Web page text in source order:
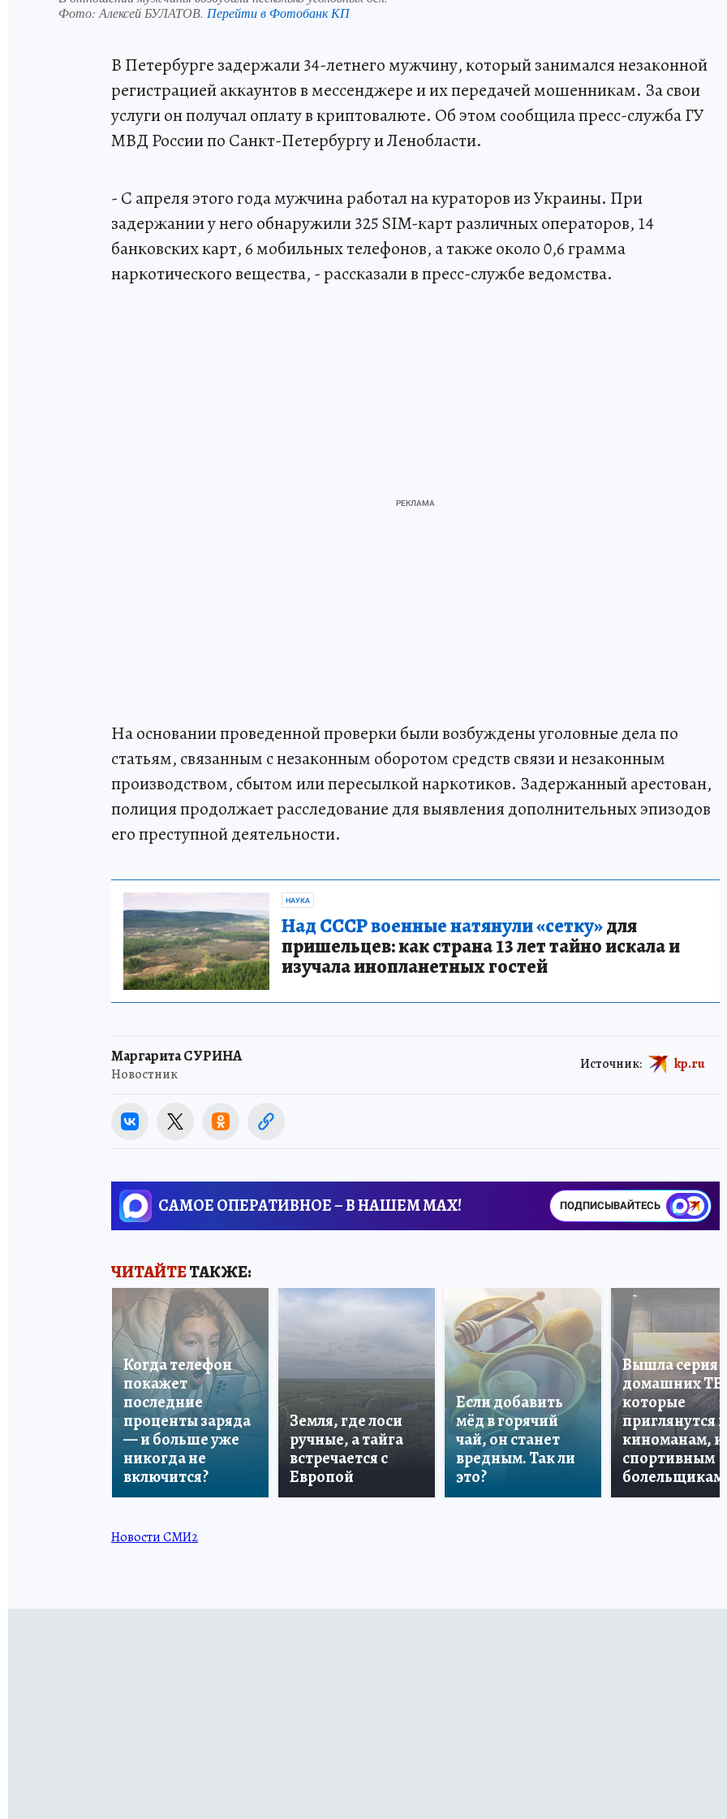
Фото: Алексей БУЛАТОВ. Перейти в Фотобанк КП
В Петербурге задержали 34-летнего мужчину, который занимался незаконной
регистрацией аккаунтов в мессенджере и их передачей мошенникам. За свои
услуги он получал оплату в криптовалюте. Об этом сообщила пресс-служба ГУ
МВД России по Санкт-Петербургу и Ленобласти.
- С апреля этого года мужчина работал на кураторов из Украины. При
задержании у него обнаружили 325 SIM-карт различных операторов, 14
банковских карт, 6 мобильных телефонов, а также около 0,6 грамма
наркотического вещества, - рассказали в пресс-службе ведомства.
На основании проведенной проверки были возбуждены уголовные дела по
статьям, связанным с незаконным оборотом средств связи и незаконным
производством, сбытом или пересылкой наркотиков. Задержанный арестован,
полиция продолжает расследование для выявления дополнительных эпизодов
его преступной деятельности.
НАУКА
Над СССР военные натянули «сетку»для
пришельцев: как страна 13 лет тайно искала и
изучала инопланетных гостей
Маргарита СУРИНА
Новостник
Источник: kp.ru
САМОЕ ОПЕРАТИВНОЕ – В НАШЕМ MAX! ПОДПИСЫВАЙТЕСЬ
ЧИТАЙТЕТАКЖЕ:
Когда телефон
покажет
последние
проценты заряда
— и больше уже
никогда не
включится?
Земля, где лоси
ручные, а тайга
встречается с
Европой
Если добавить
мёд в горячий
чай, он станет
вредным. Так ли
это?
Вышла серия
домашних ТВ,
которые
приглянутся и
киноманам, и
спортивным
болельщикам
Новости СМИ2